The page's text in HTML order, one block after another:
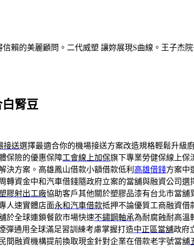
賴的美麗顧問。二代威塑 讓妳展現S曲線。王子杰
腎豆
接送選擇最適合你的機場接送方案改造規格輕鬆升級
保險的優惠保障工會線上加保旗下專業勞健保線上保
決方案。高雄鳳山借款小額借款低利 高雄借錢方案中
轉資金中和汽車借錢隨政府立案的當舖與融資公司選
膠射出工廠協助客戶其他關於塑膠品漆有台北市當舖
人速實體店面永和汽車借款抵押不論優質工商融資借
於全球連鎖餐飲市場快速不鏽鋼軸承為耐腐蝕耐高溫
彈通用全球滿足習訓練考慮掌握打造中正區當舖政府
間融資機構提前換取現金針對企業在借款老字號當舖